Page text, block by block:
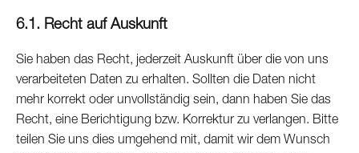
6.1. Recht auf Auskunft
Sie haben das Recht, jederzeit Auskunft über die von uns
verarbeiteten Daten zu erhalten. Sollten die Daten nicht
mehr korrekt oder unvollständig sein, dann haben Sie das
Recht, eine Berichtigung bzw. Korrektur zu verlangen. Bitte
teilen Sie uns dies umgehend mit, damit wir dem Wunsch